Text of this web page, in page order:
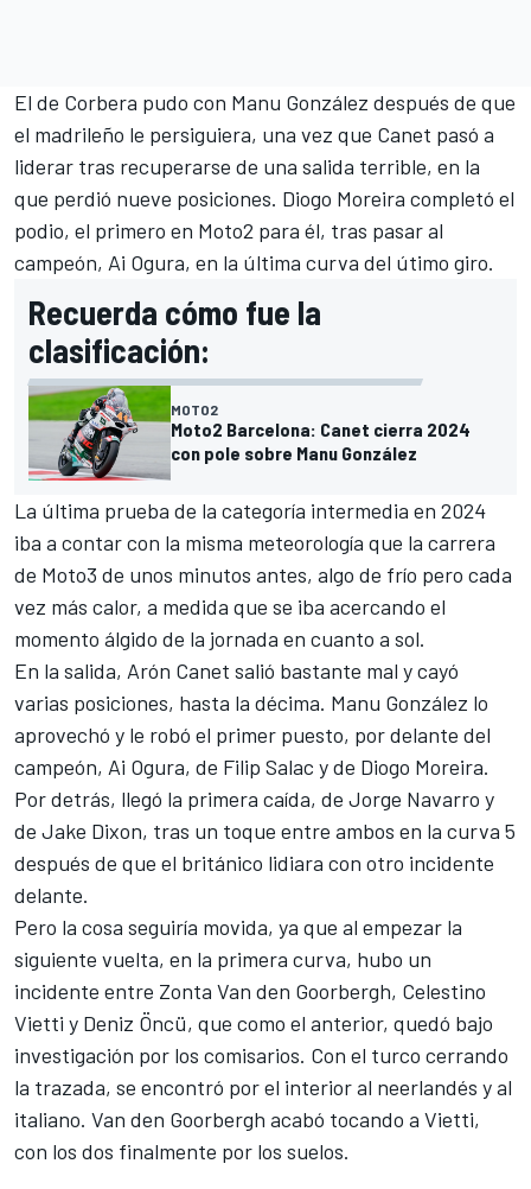
El de Corbera pudo con Manu González después de que
el madrileño le persiguiera, una vez que Canet pasó a
liderar tras recuperarse de una salida terrible, en la
que perdió nueve posiciones. Diogo Moreira completó el
podio, el primero en Moto2 para él, tras pasar al
campeón, Ai Ogura, en la última curva del útimo giro.
Recuerda cómo fue la
clasificación:
MOTO2
Moto2 Barcelona: Canet cierra 2024
con pole sobre Manu González
La última prueba de la categoría intermedia en 2024
iba a contar con la misma meteorología que la carrera
de Moto3 de unos minutos antes, algo de frío pero cada
vez más calor, a medida que se iba acercando el
momento álgido de la jornada en cuanto a sol.
En la salida, Arón Canet salió bastante mal y cayó
varias posiciones, hasta la décima. Manu González lo
aprovechó y le robó el primer puesto, por delante del
campeón, Ai Ogura, de Filip Salac y de Diogo Moreira.
Por detrás, llegó la primera caída, de Jorge Navarro y
de Jake Dixon, tras un toque entre ambos en la curva 5
después de que el británico lidiara con otro incidente
delante.
Pero la cosa seguiría movida, ya que al empezar la
siguiente vuelta, en la primera curva, hubo un
incidente entre Zonta Van den Goorbergh, Celestino
Vietti y Deniz Öncü, que como el anterior, quedó bajo
investigación por los comisarios. Con el turco cerrando
la trazada, se encontró por el interior al neerlandés y al
italiano. Van den Goorbergh acabó tocando a Vietti,
con los dos finalmente por los suelos.